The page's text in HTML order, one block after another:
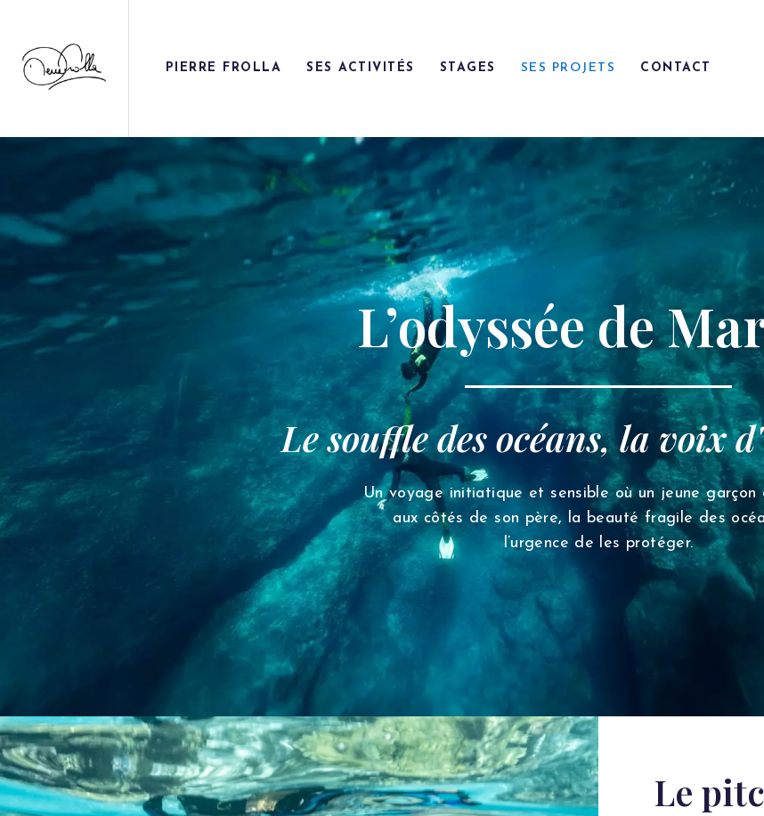
PIERRE FROLLA SES ACTIVITÉS STAGES SES PROJETS CONTACT
SES ACTIVITÉS
STAGES D’APNÉE
SES PROJETS
CONTACT
L’odyssée de
Le souffle des océans, la voix
Un voyage initiatique et sensible où un jeune garçon
aux côtés de son père, la beauté fragile des
l’urgence de les protéger.
Le